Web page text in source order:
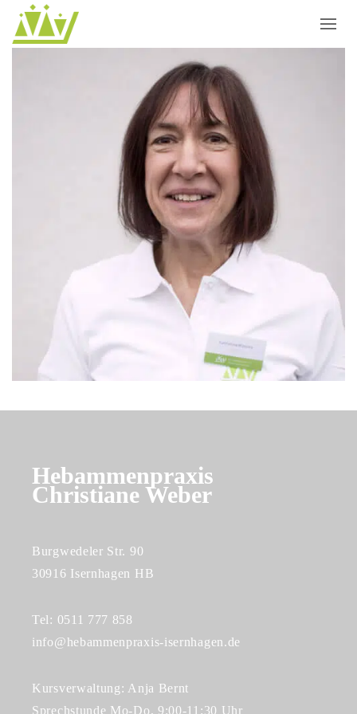
Hebammenpraxis
Christiane Weber
Burgwedeler Str. 90
30916 Isernhagen HB
Tel: 0511 777 858
info@hebammenpraxis-isernhagen.de
Kursverwaltung: Anja Bernt
Sprechstunde Mo-Do, 9:00-11:30 Uhr